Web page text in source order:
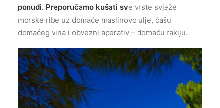
ponudi. Preporučamo kušati sve vrste svježe
morske ribe uz domaće maslinovo ulje, čašu
domaćeg vina i obvezni aperativ – domaću rakiju.